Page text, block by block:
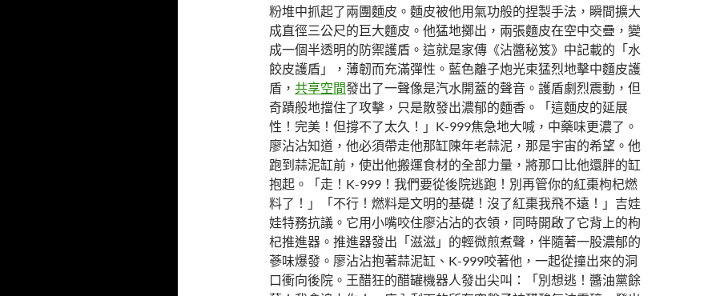
粉堆中抓起了兩團麵皮。麵皮被他用氣功般的捏製手法，瞬間擴大
成直徑三公尺的巨大麵皮。他猛地擲出，兩張麵皮在空中交疊，變
成一個半透明的防禦護盾。這就是家傳《沾醬秘笈》中記載的「水
餃皮護盾」，薄韌而充滿彈性。藍色離子炮光束猛烈地擊中麵皮護
盾， 共享空間發出了一聲像是汽水開蓋的聲音。護盾劇烈震動，但
奇蹟般地擋住了攻擊，只是散發出濃郁的麵香。「這麵皮的延展
性！完美！但撐不了太久！」K-999焦急地大喊，中藥味更濃了。
廖沾沾知道，他必須帶走他那缸陳年老蒜泥，那是宇宙的希望。他
跑到蒜泥缸前，使出他搬運食材的全部力量，將那口比他還胖的缸
抱起。「走！K-999！我們要從後院逃跑！別再管你的紅棗枸杞燃
料了！」「不行！燃料是文明的基礎！沒了紅棗我飛不遠！」吉娃
娃特務抗議。它用小嘴咬住廖沾沾的衣領，同時開啟了它背上的枸
杞推進器。推進器發出「滋滋」的輕微煎煮聲，伴隨著一股濃郁的
蔘味爆發。廖沾沾抱著蒜泥缸、K-999咬著他，一起從撞出來的洞
口衝向後院。王醋狂的醋罐機器人發出尖叫：「別想逃！醬油黨餘